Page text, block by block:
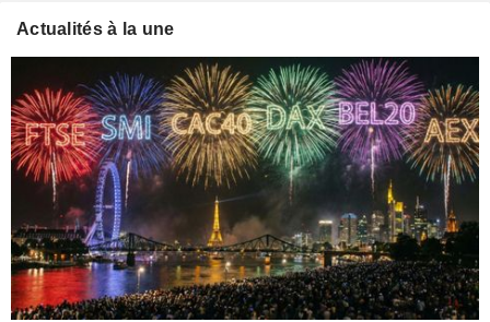
Actualités à la une